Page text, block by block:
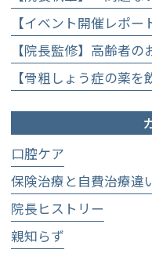
口腔ケア
保険治療と自費治療違
院長ヒストリー
親知らず